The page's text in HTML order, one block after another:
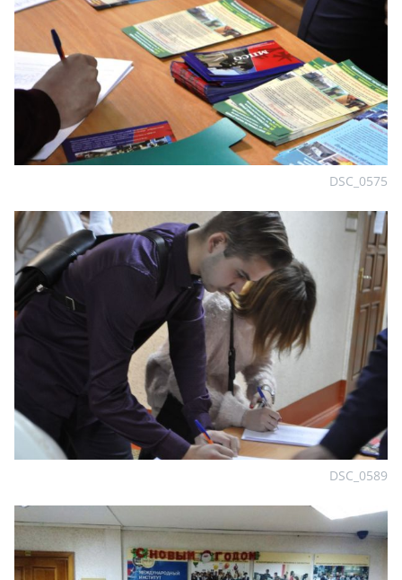
DSC_0575
DSC_0589